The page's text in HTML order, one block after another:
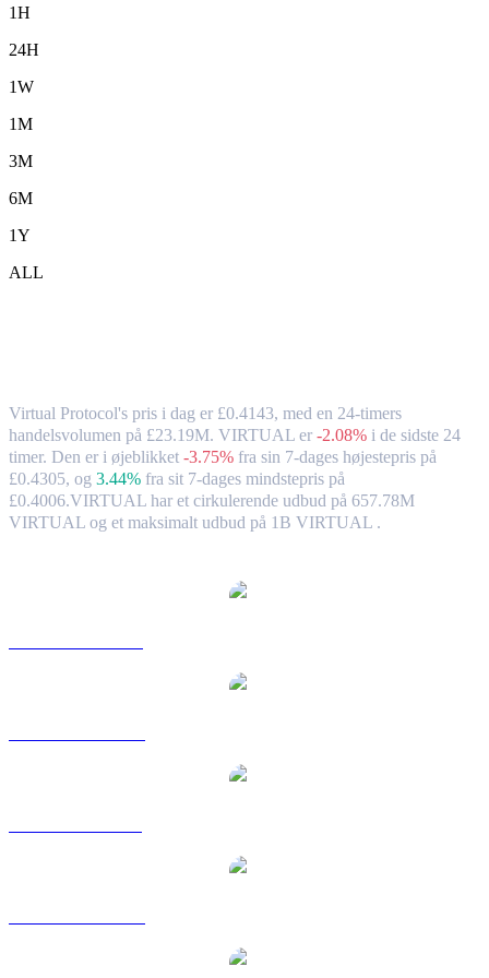
1H
24H
1W
1M
3M
6M
1Y
ALL
Virtual Protocol's pris i dag er £0.4143, med en 24-timers
handelsvolumen på £23.19M. VIRTUAL er -2.08% i de sidste 24
timer. Den er i øjeblikket -3.75% fra sin 7-dages højestepris på
£0.4305, og 3.44% fra sit 7-dages mindstepris på
£0.4006.VIRTUAL har et cirkulerende udbud på 657.78M
VIRTUAL og et maksimalt udbud på 1B VIRTUAL .